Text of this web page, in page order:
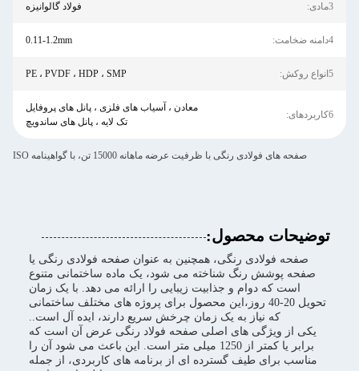
3مادی: فولاد گالوانیزه
4دامنه ضخامت: 0.11-1.2mm
5انواع روکش: PE ، PVDF ، HDP ، SMP
6کاربردهای:
معادن ، آسیاب های فلزی ، پانل های پروفایل
تک لایه ، پانل های ساندویچ
صفحه های فولادی رنگی با ظرفیت عرضه ماهانه 15000 تن، با گواهینامه ISO
توضیحات محصول:
صفحه فولادی رنگی، همچنین به عنوان صفحه فولادی رنگی یا
صفحه پوشش رنگ شناخته می شود، یک ماده ساختمانی متنوع
است که دوام و جذابیت زیبایی را ارائه می دهد. با یک زمان
تحویل 20-40 روز،این محصول برای پروژه های مختلف ساختمانی
که نیاز به یک زمان چرخش سریع دارند، ایده آل است..
یکی از ویژگی های اصلی صفحه فولاد رنگی عرض آن است که
برابر یا کمتر از 1250 میلی متر است. این باعث می شود آن را
مناسب برای طیف گسترده ای از برنامه های کاربردی، از جمله